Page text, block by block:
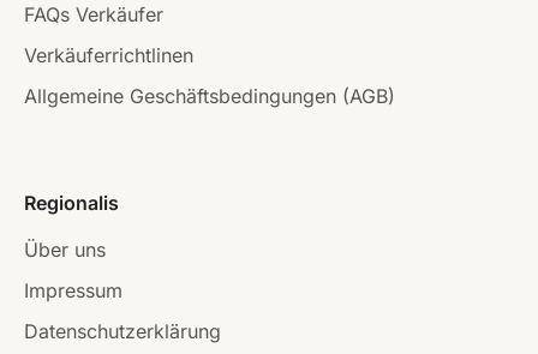
FAQs Verkäufer
Verkäuferrichtlinen
Allgemeine Geschäftsbedingungen (AGB)
Regionalis
Über uns
Impressum
Datenschutzerklärung